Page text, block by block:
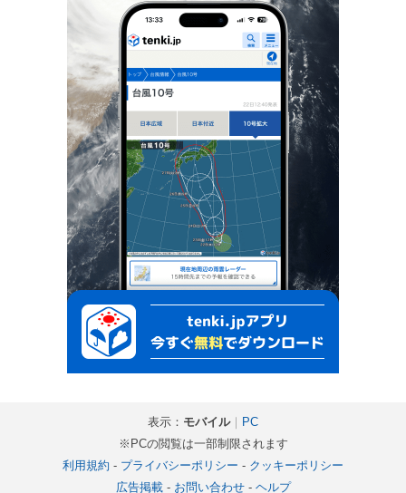
表示： モバイル｜
PC
※PCの閲覧は一部制限されます
利用規約 - プライバシーポリシー - クッキーポリシー
広告掲載- お問い合わせ- ヘルプ